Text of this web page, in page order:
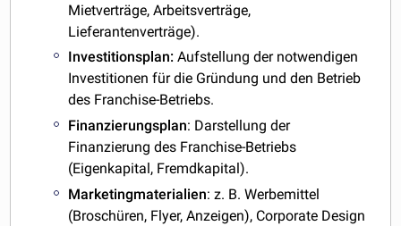
Mietverträge, Arbeitsverträge,
Lieferantenverträge).
Investitionsplan: Aufstellung der notwendigen
Investitionen für die Gründung und den Betrieb
des Franchise-Betriebs.
Finanzierungsplan: Darstellung der
Finanzierung des Franchise-Betriebs
(Eigenkapital, Fremdkapital).
Marketingmaterialien: z. B. Werbemittel
(Broschüren, Flyer, Anzeigen), Corporate Design